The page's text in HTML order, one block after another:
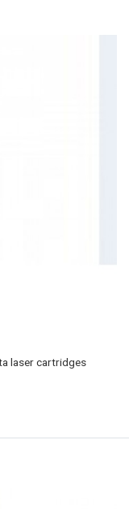
laser cartridges